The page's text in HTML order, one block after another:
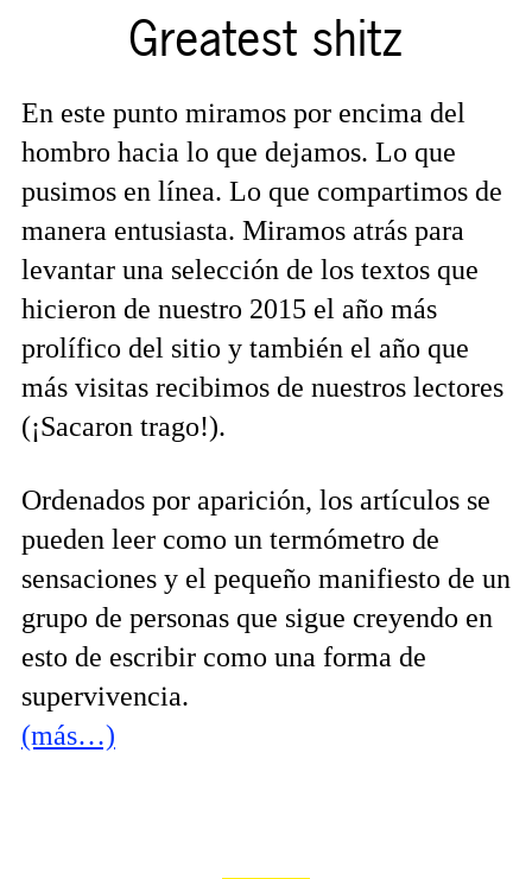
Greatest shitz
En este punto miramos por encima del
hombro hacia lo que dejamos. Lo que
pusimos en línea. Lo que compartimos de
manera entusiasta. Miramos atrás para
levantar una selección de los textos que
hicieron de nuestro 2015 el año más
prolífico del sitio y también el año que
más visitas recibimos de nuestros lectores
(¡Sacaron trago!).
Ordenados por aparición, los artículos se
pueden leer como un termómetro de
sensaciones y el pequeño manifiesto de un
grupo de personas que sigue creyendo en
esto de escribir como una forma de
supervivencia.
(más…)